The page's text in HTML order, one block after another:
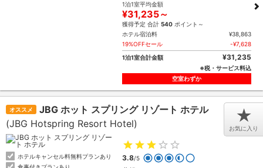
1泊1室平均金額
¥31,235～
獲得予定 合計 540 ポイント～
ホテル宿泊料
¥38,863
19%OFFセール
-¥7,628
1泊1室合計金額
¥31,235
※税・サービス料込
空室わずか
オススメ
JBG ホット スプリング リゾート ホテル
(JBG Hotspring Resort Hotel)
ホテルキャンセル料無料プランあり
3.8/5
★
お気に入り